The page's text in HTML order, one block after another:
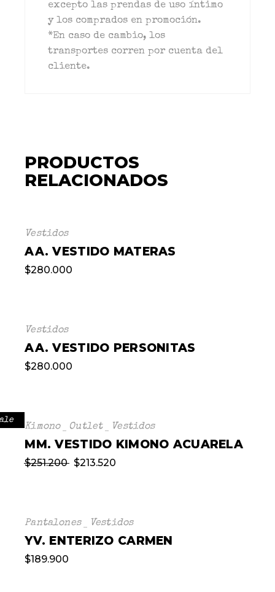
excepto las prendas de uso íntimo
y los comprados en promoción.
*En caso de cambio, los
transportes corren por cuenta del
cliente.
PRODUCTOS
RELACIONADOS
Vestidos
AA. VESTIDO MATERAS
$280.000
Vestidos
AA. VESTIDO PERSONITAS
$280.000
Kimono Outlet Vestidos
MM. VESTIDO KIMONO ACUARELA
$251.200 $213.520
Pantalones Vestidos
YV. ENTERIZO CARMEN
$189.900